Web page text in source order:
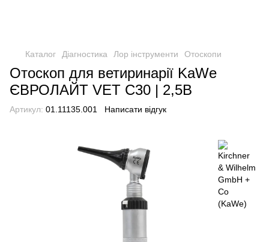
Каталог Діагностика Лор інструменти Отоскопи
Отоскоп для ветиринарії KaWe
ЄВРОЛАЙТ VET C30 | 2,5В
Артикул: 01.11135.001 Написати відгук